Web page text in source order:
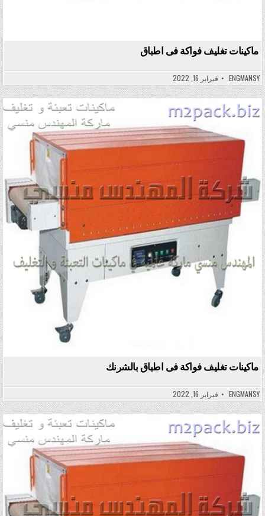
ماكينات تغليف فواكة فى اطباق
ENGMANSY فبراير 16, 2022
Posted in
ماكينات تغليف فواكة فى اطباق بالشرنك
ENGMANSY فبراير 16, 2022
Posted in